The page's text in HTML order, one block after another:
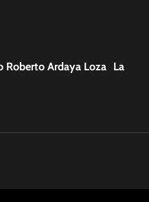
Roberto Ardaya Loza La